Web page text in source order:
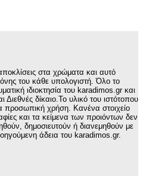
στα χρώματα και αυτό
του κάθε υπολογιστή. Όλο το
ιδιοκτησία του karadimos.gr και
δίκαιο.Το υλικό του ιστότοπου
προσωπική χρήση. Κανένα στοιχείο
και τα κείμενα των προιόντων δεν
δημοσιευτούν ή διανεμηθούν με
άδεια του karadimos.gr.